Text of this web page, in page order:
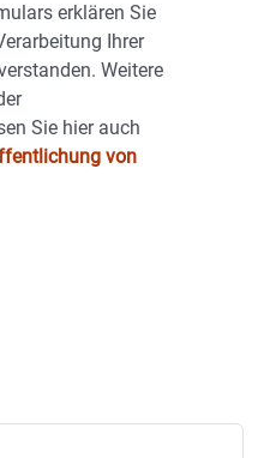
erklären Sie
Ihrer
Weitere
Sie hier auch
von